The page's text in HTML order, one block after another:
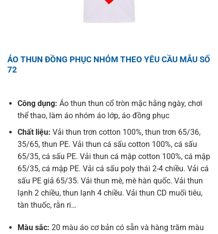
ÁO THUN ĐỒNG PHỤC NHÓM THEO YÊU CẦU MẪU SỐ
72
Công dụng: Áo thun thun cổ tròn mặc hằng ngày, chơi
thể thao, làm áo nhóm áo lớp, áo đồng phục
Chất liệu: Vải thun trơn cotton 100%, thun trơn 65/36,
35/65, thun PE. Vải thun cá sấu cotton 100%, cá sấu
65/35, cá sấu PE. Vải thun cá mập cotton 100%, cá mập
65/35, cá mập PE. Vải cá sấu poly thái 2-4 chiều. Vải cá
sấu PE giả 65/35. Vải thun mè, mè hàn quốc. Vải thun
lạnh 2 chiều, thun lạnh 4 chiều. Vải thun CD muối tiêu,
tàn thuốc, rằn ri…
Màu sắc: 20 màu áo cơ bản có sẵn và hàng trăm màu